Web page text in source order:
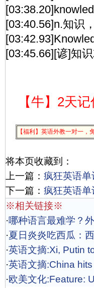
[03:40.56]n.知识
[03:45.66][谚]知识
【牛】2天
【福利】英语外教一对一，
将本页收藏到：
上一篇： 疯狂英语
下一篇： 疯狂英语单
※相关链接※
·哪种语言最难学？
·夏日炎炎吃西瓜：
·英语文摘:Xi, Putin
·英语文摘:China
·欧美文化:Feature: